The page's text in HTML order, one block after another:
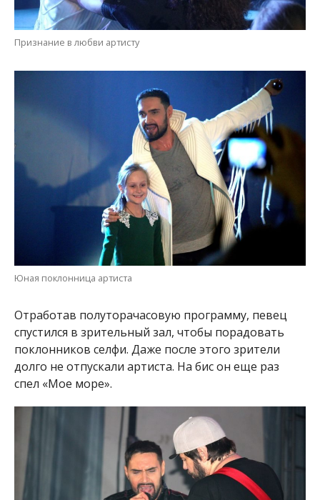
Признание в любви артисту
Юная поклонница артиста
Отработав полуторачасовую программу, певец
спустился в зрительный зал, чтобы порадовать
поклонников селфи. Даже после этого зрители
долго не отпускали артиста. На бис он еще раз
спел «Мое море».